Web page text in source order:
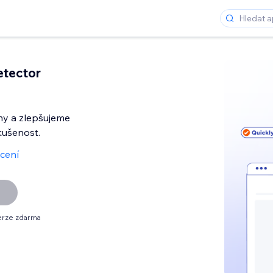
a zlepšujeme
zdarma